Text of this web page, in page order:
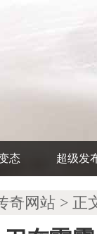
态 超级发
奇网站 > 正